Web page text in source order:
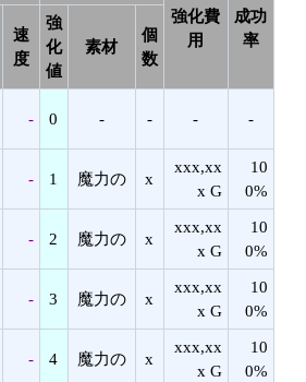
強化費
用
成功
率
速
度
強
化
値
素材
個
数
- 0 - - - -
- 1 魔力の x
xxx,xx
x G
10
0%
- 2 魔力の x
xxx,xx
x G
10
0%
- 3 魔力の x
xxx,xx
x G
10
0%
- 4 魔力の x
xxx,xx
x G
10
0%